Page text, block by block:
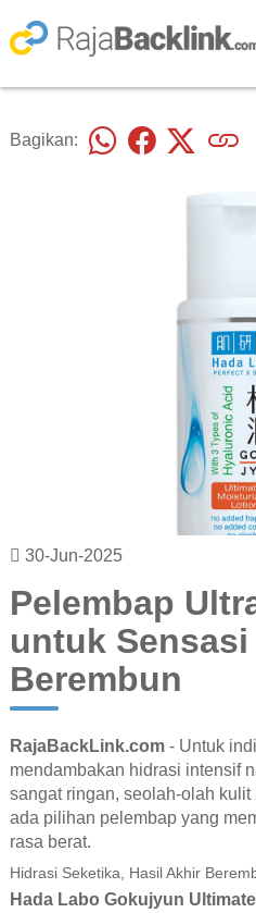
Bagikan:
30-Jun-2025
Pelembap
untuk
Berembun
RajaBackLink.com- Untuk
mendambakan hidrasi intensif
sangat ringan, seolah-olah
ada pilihan pelembap yang
rasa berat.
Hidrasi Seketika, Hasil Akhir
Hada Labo Gokujyun